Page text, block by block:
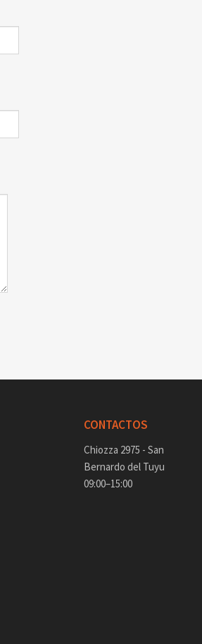
CONTACTOS
Chiozza 2975 - San
Bernardo del Tuyu
09:00–15:00